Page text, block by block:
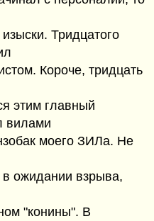
Тридцатого
Короче, тридцать
этим главный
вилами
моего ЗИЛа. Не
в ожидании взрыва,
"конины". В